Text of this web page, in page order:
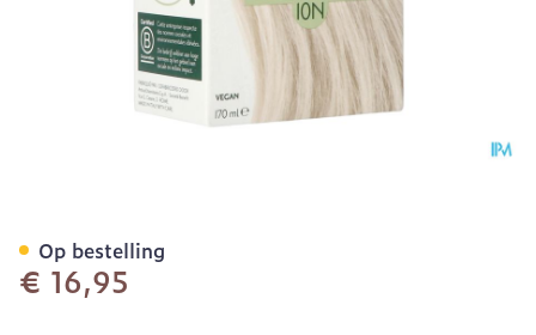
€ 16,95
Op bestelling